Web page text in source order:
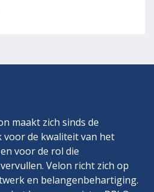
maakt zich sinds de
de kwaliteit van het
voor de rol die
Velon richt zich op
en belangenbehartiging.